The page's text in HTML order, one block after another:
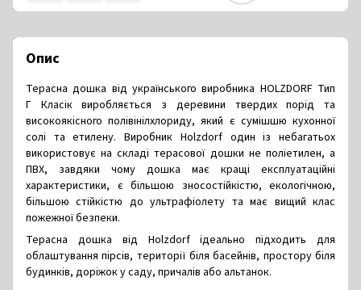
Опис
Терасна дошка від українського виробника HOLZDORF Тип
Г Класік виробляється з деревини твердих порід та
високоякісного полівінілхлориду, який є сумішшю кухонної
солі та етилену.Виробник Holzdorf один із небагатьох
використовує на складі терасової дошки не поліетилен, а
ПВХ, завдяки чому дошка має кращі експлуатаційні
характеристики, є більшою зносостійкістю, екологічною,
більшою стійкістю до ультрафіолету та має вищий клас
пожежної безпеки.
Терасна дошка від Holzdorf ідеально підходить для
облаштування пірсів, території біля басейнів, простору біля
будинків, доріжок у саду, причалів або альтанок.